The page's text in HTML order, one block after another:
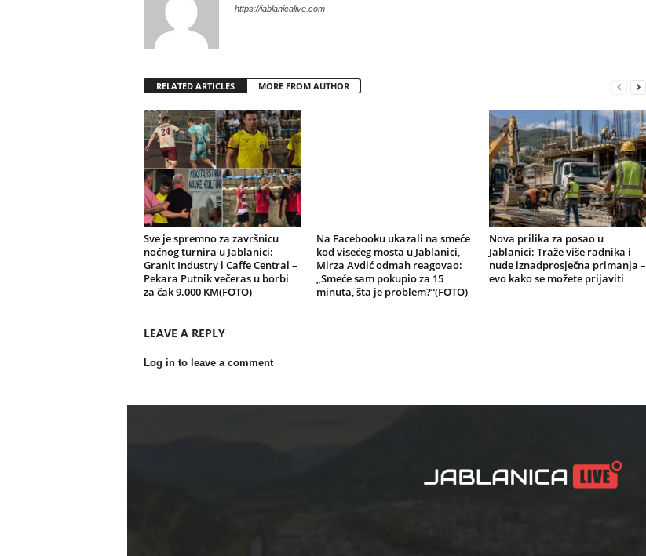
https://jablanicalive.com
RELATED ARTICLES MORE FROM AUTHOR
Sve je spremno za završnicu
noćnog turnira u Jablanici:
Granit Industry i Caffe Central –
Pekara Putnik večeras u borbi
za čak 9.000 KM(FOTO)
Na Facebooku ukazali na smeće
kod visećeg mosta u Jablanici,
Mirza Avdić odmah reagovao:
„Smeće sam pokupio za 15
minuta, šta je problem?“(FOTO)
Nova prilika za posao u
Jablanici: Traže više radnika i
nude iznadprosječna primanja –
evo kako se možete prijaviti
LEAVE A REPLY
Log in to leave a comment